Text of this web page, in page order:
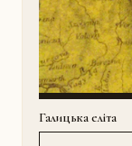
Галицька еліта